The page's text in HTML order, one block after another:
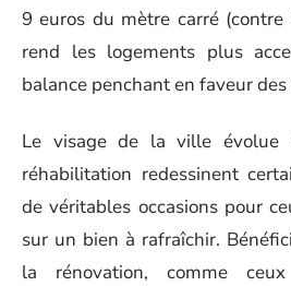
9 euros du mètre carré
rend les logements plus
balance penchant en faveur
Le visage de la ville évolue
réhabilitation redessinent
de véritables occasions pour
sur un bien à rafraîchir.
la rénovation, comme